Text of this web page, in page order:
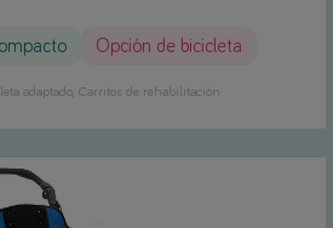
Opción de bicicleta
adaptado Carritos de rehabilitación